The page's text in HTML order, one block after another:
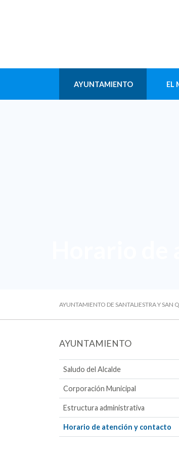
AYUNTAMIENTO EL
AYUNTAMIENTO DE SANTALIESTRA Y SAN
AYUNTAMIENTO
Saludo del Alcalde
Corporación Municipal
Estructura administrativa
Horario de atención y contacto